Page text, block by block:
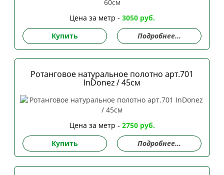
Цена за метр - 3050 руб.
Купить
Подробнее...
Ротанговое натуральное полотно арт.701
InDonez / 45см
Цена за метр - 2750 руб.
Купить
Подробнее...